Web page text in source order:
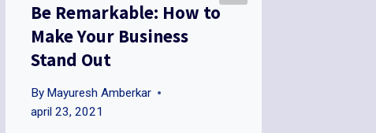
Be Remarkable: How to
Make Your Business
Stand Out
By Mayuresh Amberkar
april 23, 2021